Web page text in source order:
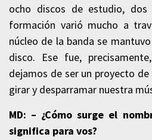
ocho discos de estudio,
formación varió mucho a
núcleo de la banda se
disco. Ese fue,
dejamos de ser un proyecto
girar y desparramar nuestra
MD: – ¿Cómo surge el
significa para vos?